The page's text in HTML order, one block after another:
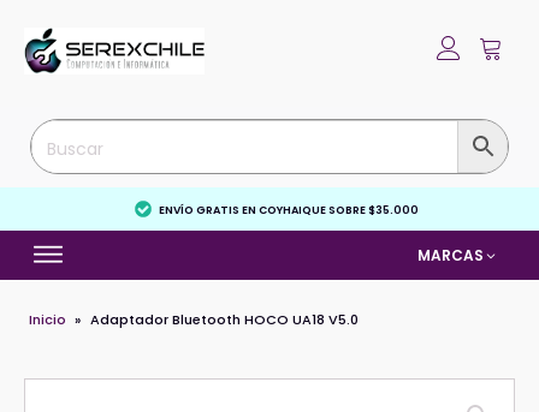
ENVÍO GRATIS EN COYHAIQUE SOBRE $35.000
MARCAS
Inicio » Adaptador Bluetooth HOCO UA18 V5.0